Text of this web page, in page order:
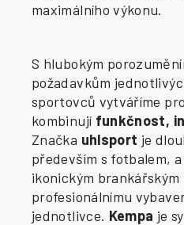
maximálního výkonu.
S hlubokým
požadavkům
sportovců vytváříme
kombinují funkčnost,
Značka uhlsport je
především s fotbalem,
ikonickým brankářským
profesionálnímu
jednotlivce. Kempa je